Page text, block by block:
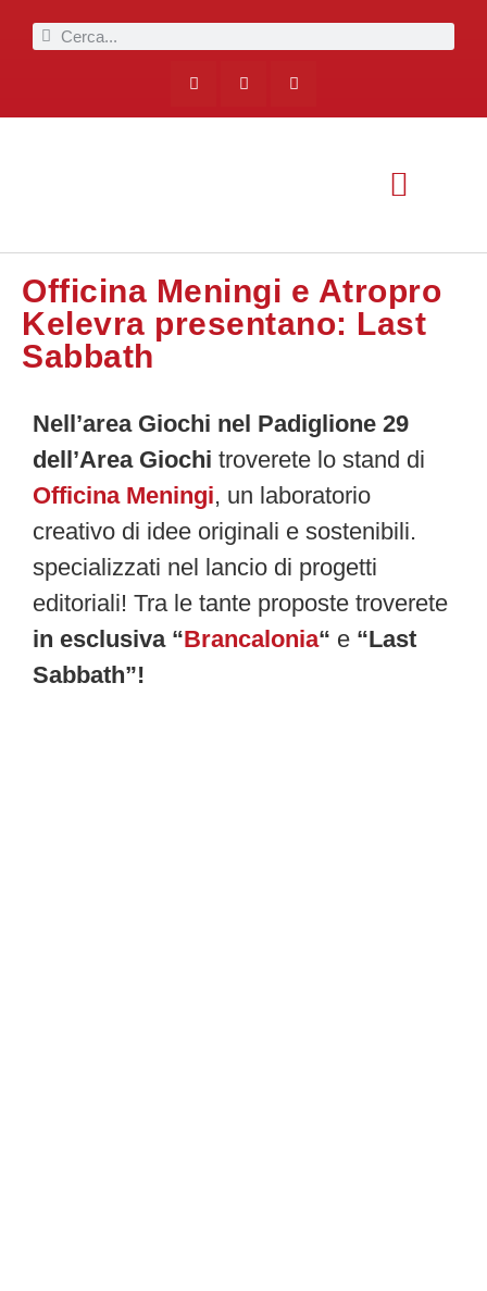
Officina Meningi e Atropro
Kelevra presentano: Last
Sabbath
Nell’area Giochi nel Padiglione 29
dell’Area Giochi troverete lo stand di
Officina Meningi, un laboratorio
creativo di idee originali e sostenibili.
specializzati nel lancio di progetti
editoriali! Tra le tante proposte troverete
in esclusiva “Brancalonia“ e “Last
Sabbath”!